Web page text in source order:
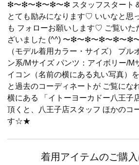
❇︎〜❇︎〜❇︎〜❇︎〜❇︎ スタッフスタート
とても励みになります♡ いいなと思
も フォローお願いします♡ ご覧いた
ざいました (^^) 〜❇︎〜❇︎〜❇︎〜❇︎〜
（モデル着用カラー・サイズ） プル
ン系/Mサイズ パンツ：アイボリー/M
イコン（名前の横にある丸い写真）
と過去のコーディネートが ご覧にな
横にある 「イトーヨーカドー八王子
頂くと、八王子店スタッフ ほかのコ
す☆★
着用アイテムのご購